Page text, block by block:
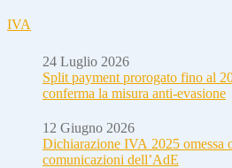
IVA
24 Luglio 2026
Split payment prorogato fino al
conferma la misura anti-evasione
12 Giugno 2026
Dichiarazione IVA 2025 omessa
comunicazioni dell’AdE